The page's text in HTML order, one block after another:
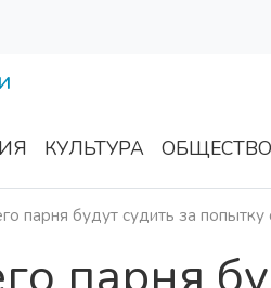
КУЛЬТУРА ОБЩЕСТВО
парня будут судить за попытку